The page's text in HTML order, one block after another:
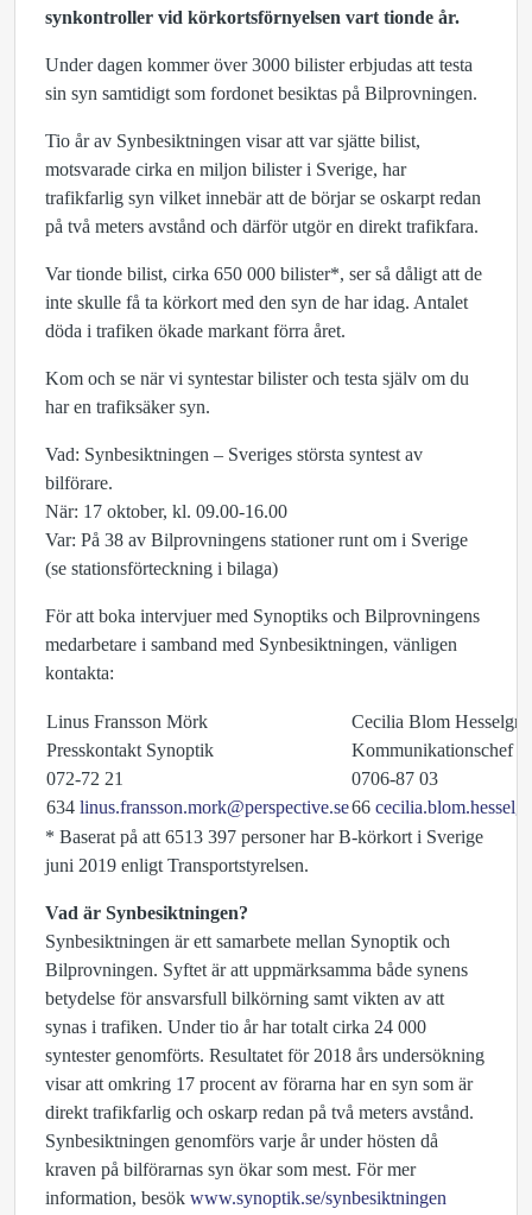
synkontroller vid körkortsförnyelsen vart tionde år.
Under dagen kommer över 3000 bilister erbjudas att testa
sin syn samtidigt som fordonet besiktas på Bilprovningen.
Tio år av Synbesiktningen visar att var sjätte bilist,
motsvarade cirka en miljon bilister i Sverige, har
trafikfarlig syn vilket innebär att de börjar se oskarpt redan
på två meters avstånd och därför utgör en direkt trafikfara.
Var tionde bilist, cirka 650 000 bilister*, ser så dåligt att de
inte skulle få ta körkort med den syn de har idag. Antalet
döda i trafiken ökade markant förra året.
Kom och se när vi syntestar bilister och testa själv om du
har en trafiksäker syn.
Vad: Synbesiktningen – Sveriges största syntest av
bilförare.
När: 17 oktober, kl. 09.00-16.00
Var: På 38 av Bilprovningens stationer runt om i Sverige
(se stationsförteckning i bilaga)
För att boka intervjuer med Synoptiks och Bilprovningens
medarbetare i samband med Synbesiktningen, vänligen
kontakta:
Linus Fransson Mörk
Presskontakt Synoptik
072-72 21
634 linus.fransson.mork@perspective.se
Cecilia Blom
Kommunikationschef
0706-87 03
66
* Baserat på att 6513 397 personer har B-körkort i Sverige
juni 2019 enligt Transportstyrelsen.
Vad är Synbesiktningen?
Synbesiktningen är ett samarbete mellan Synoptik och
Bilprovningen. Syftet är att uppmärksamma både synens
betydelse för ansvarsfull bilkörning samt vikten av att
synas i trafiken. Under tio år har totalt cirka 24 000
syntester genomförts. Resultatet för 2018 års undersökning
visar att omkring 17 procent av förarna har en syn som är
direkt trafikfarlig och oskarp redan på två meters avstånd.
Synbesiktningen genomförs varje år under hösten då
kraven på bilförarnas syn ökar som mest. För mer
information, besök www.synoptik.se/synbesiktningen